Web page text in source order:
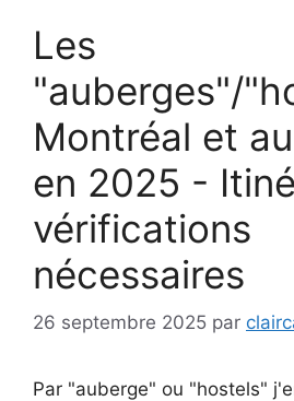
Les
"auberges"/
Montréal et
en 2025 -
vérifications
nécessaires
26 septembre 2025 par
Par "auberge" ou "hostels"